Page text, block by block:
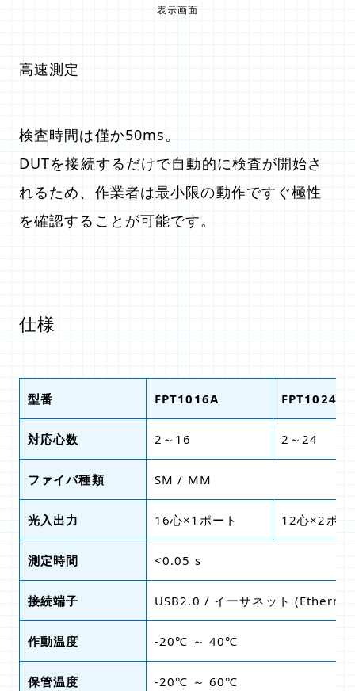
表示画面
高速測定
検査時間は僅か50ms。
DUTを接続するだけで自動的に検査が開始さ
れるため、作業者は最小限の動作ですぐ極性
を確認することが可能です。
仕様
型番 FPT1016A FPT1024A
対応心数 2～16 2～24
ファイバ種類 SM / MM
光入出力 16心×1ポート 12心×2ポー
測定時間 <0.05 s
接続端子 USB2.0 / イーサネット
作動温度 -20℃ ～ 40℃
保管温度 -20℃ ～ 60℃